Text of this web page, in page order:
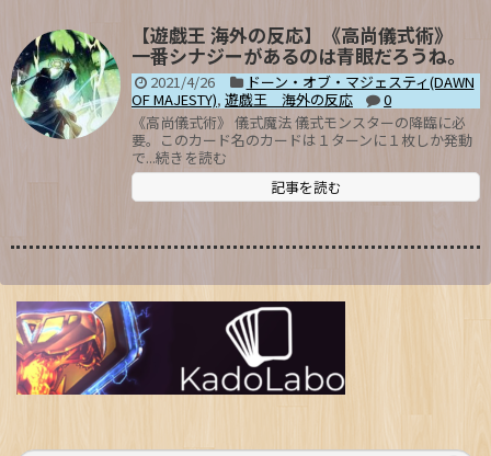
【遊戯王 海外の反応】《高尚儀式術》
一番シナジーがあるのは青眼だろうね。
2021/4/26
ドーン・オブ・マジェスティ(DAWN
OF MAJESTY), 遊戯王 海外の反応
0
《高尚儀式術》 儀式魔法 儀式モンスターの降臨に必
要。このカード名のカードは１ターンに１枚しか発動
で...続きを読む
記事を読む